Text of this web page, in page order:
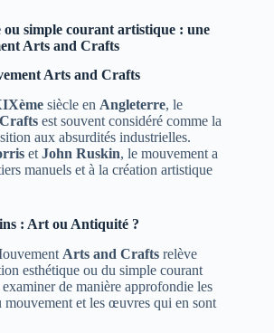
ou simple courant artistique : une
Arts and Crafts
Arts and Crafts
siècle en Angleterre, le
est souvent considéré comme la
aux absurdités industrielles.
et John Ruskin, le mouvement a
manuels et à la création artistique
: Art ou Antiquité ?
Arts and Crafts relève
esthétique ou du simple courant
de manière approfondie les
mouvement et les œuvres qui en sont